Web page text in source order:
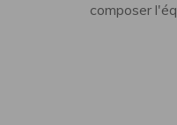
composer